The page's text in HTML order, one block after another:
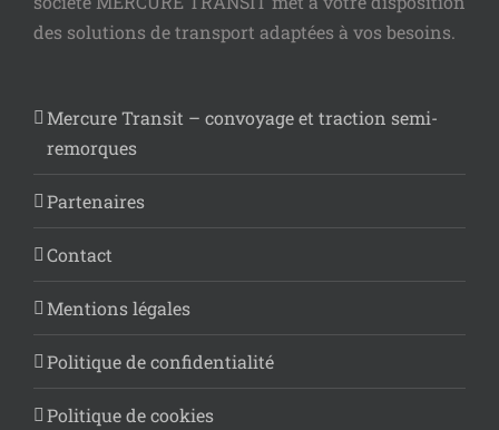
des solutions de transport adaptées à vos besoins.
Mercure Transit – convoyage et traction semi-
remorques
Partenaires
Contact
Mentions légales
Politique de confidentialité
Politique de cookies